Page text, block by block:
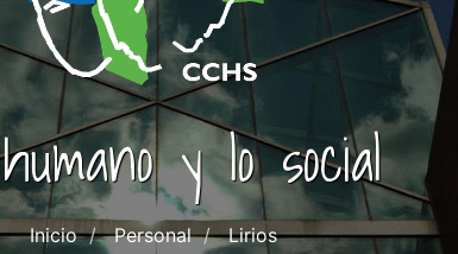
abierto
y lo social
Inicio Personal Lirios